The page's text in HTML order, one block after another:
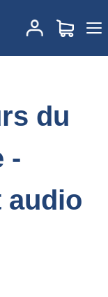
porc en Europe -
du
-
audio